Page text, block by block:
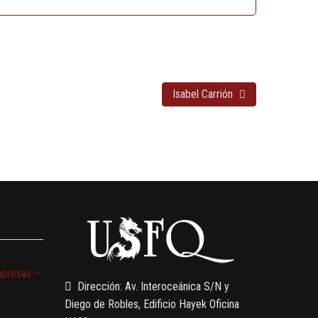
Isabel Carrión
–
Dirección: Av. Interoceánica S/N y
Diego de Robles, Edificio Hayek Oficina